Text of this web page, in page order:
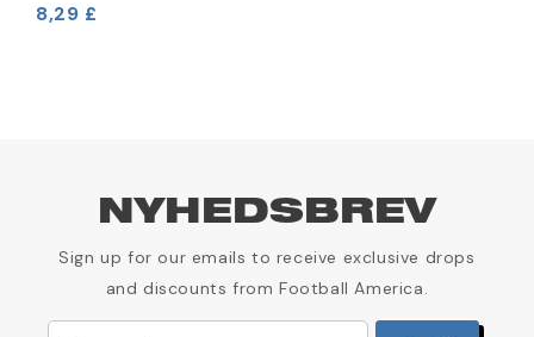
8,29 £
NYHEDSBREV
Sign up for our emails to receive exclusive drops
and discounts from Football America.